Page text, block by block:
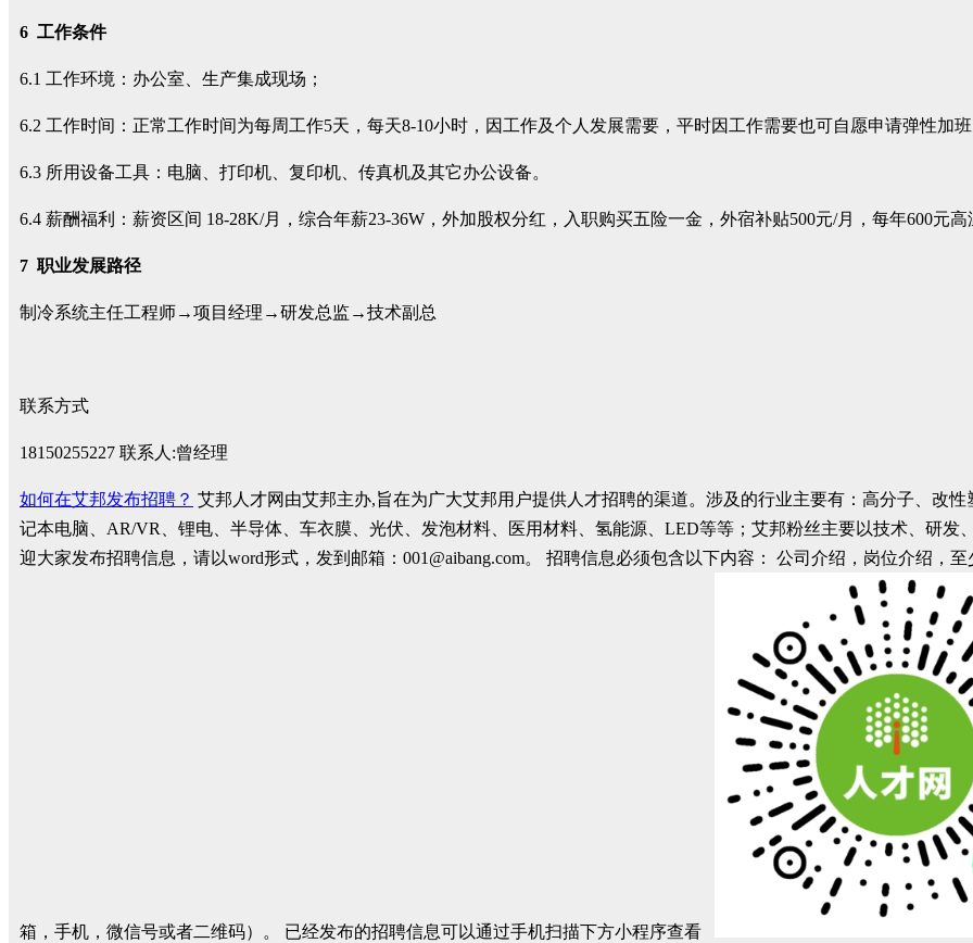
6 工作条件
6.1 工作环境：办公室、生产集成现场；
6.2 工作时间：正常工作时间为每周工作5天，每天8-10小时，因工作及个人发展需要，平时因工作需要也可自愿申请弹性加班
6.3 所用设备工具：电脑、打印机、复印机、传真机及其它办公设备。
6.4 薪酬福利：薪资区间 18-28K/月，综合年薪23-36W，外加股权分红，入职购买五险一金，外宿补贴500元/月，每年600元高
7 职业发展路径
制冷系统主任工程师→项目经理→研发总监→技术副总
联系方式
18150255227 联系人:曾经理
如何在艾邦发布招聘？ 艾邦人才网由艾邦主办,旨在为广大艾邦用户提供人才招聘的渠道。涉及的行业主要有：高分子、改
记本电脑、AR/VR、锂电、半导体、车衣膜、光伏、发泡材料、医用材料、氢能源、LED等等；艾邦粉丝主要以技术、研发
迎大家发布招聘信息，请以word形式，发到邮箱：001@aibang.com。 招聘信息必须包含以下内容： 公司介绍，岗位介绍，
箱，手机，微信号或者二维码）。 已经发布的招聘信息可以通过手机扫描下方小程序查看